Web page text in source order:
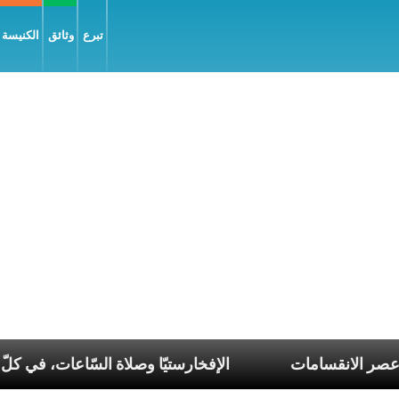
وثائق تبرع
الإفخارستيّا وصلاة تناغم في عصر الانقسامات